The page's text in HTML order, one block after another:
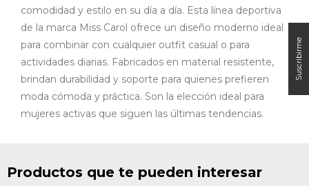
comodidad y estilo en su día a día. Esta línea deportiva
de la marca Miss Carol ofrece un diseño moderno ideal
para combinar con cualquier outfit casual o para
actividades diarias. Fabricados en material resistente,
brindan durabilidad y soporte para quienes prefieren
moda cómoda y práctica. Son la elección ideal para
mujeres activas que siguen las últimas tendencias.
Productos que te pueden interesar